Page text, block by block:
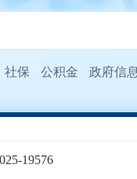
社保 公积金 政府信
19576